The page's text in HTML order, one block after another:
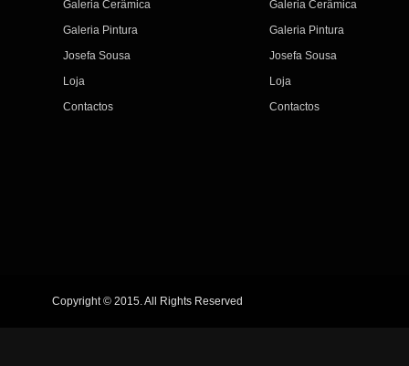
Galeria Cerâmica
Galeria Pintura
Josefa Sousa
Loja
Contactos
Galeria Cerâmica
Galeria Pintura
Josefa Sousa
Loja
Contactos
Copyright © 2015. All Rights Reserved